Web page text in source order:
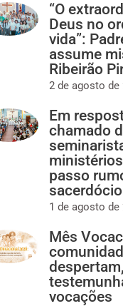
“O
Deus no
vida”:
assume
Ribeirão
2 de agosto de
Em
chamado
passo
sacerdócio
1 de agosto de
Mês
despertam,
vocações